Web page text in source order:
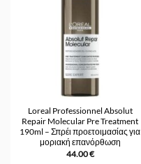
Loreal Professionnel Absolut
Repair Molecular Pre Treatment
190ml – Σπρέι προετοιμασίας για
μοριακή επανόρθωση
44.00€